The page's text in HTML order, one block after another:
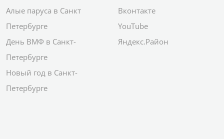
Алые паруса в Санкт
Петербурге
День ВМФ в Санкт-
Петербурге
Новый год в Санкт-
Петербурге
Вконтакте
YouTube
Яндекс.Район